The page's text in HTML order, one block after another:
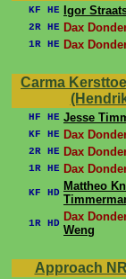
KF HE Igor
2R HE Dax
1R HE Dax
Carma
HF HE Jesse
KF HE Dax
2R HE Dax
1R HE Dax
KF HD Mattheo
1R HD Dax
Weng
Approach